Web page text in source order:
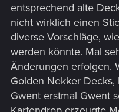
entsprechend alte
nicht wirklich einen
diverse Vorschläge,
werden könnte. Mal
Änderungen erfolgen.
Golden Nekker Decks,
Gwent erstmal Gwent